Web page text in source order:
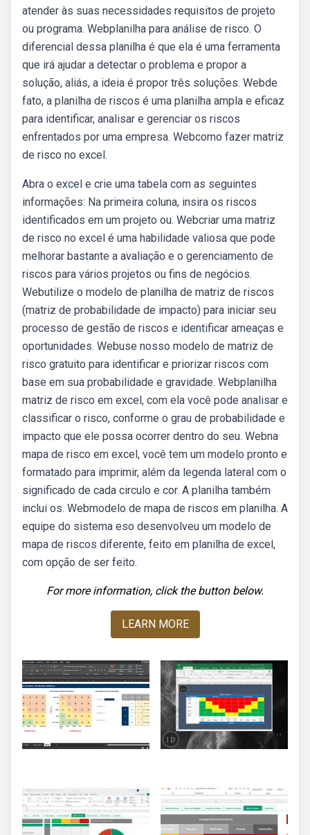
atender às suas necessidades requisitos de projeto
ou programa. Webplanilha para análise de risco. O
diferencial dessa planilha é que ela é uma ferramenta
que irá ajudar a detectar o problema e propor a
solução, aliás, a ideia é propor três soluções. Webde
fato, a planilha de riscos é uma planilha ampla e eficaz
para identificar, analisar e gerenciar os riscos
enfrentados por uma empresa. Webcomo fazer matriz
de risco no excel.
Abra o excel e crie uma tabela com as seguintes
informações: Na primeira coluna, insira os riscos
identificados em um projeto ou. Webcriar uma matriz
de risco no excel é uma habilidade valiosa que pode
melhorar bastante a avaliação e o gerenciamento de
riscos para vários projetos ou fins de negócios.
Webutilize o modelo de planilha de matriz de riscos
(matriz de probabilidade de impacto) para iniciar seu
processo de gestão de riscos e identificar ameaças e
oportunidades. Webuse nosso modelo de matriz de
risco gratuito para identificar e priorizar riscos com
base em sua probabilidade e gravidade. Webplanilha
matriz de risco em excel, com ela você pode analisar e
classificar o risco, conforme o grau de probabilidade e
impacto que ele possa ocorrer dentro do seu. Webna
mapa de risco em excel, você tem um modelo pronto e
formatado para imprimir, além da legenda lateral com o
significado de cada circulo e cor. A planilha também
inclui os. Webmodelo de mapa de riscos em planilha. A
equipe do sistema eso desenvolveu um modelo de
mapa de riscos diferente, feito em planilha de excel,
com opção de ser feito.
For more information, click the button below.
LEARN MORE